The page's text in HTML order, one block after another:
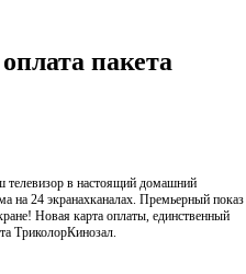
пакета
телевизор в настоящий домашний
на 24 экранахканалах. Премьерный показ
Новая карта оплаты, единственный
ТриколорКинозал.